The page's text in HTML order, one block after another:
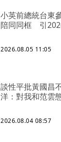
小英前總統台東
陪同同框 引
2026.08.05 11:05
談性平批黃國昌
洋：對我和范雲
2026.08.04 08:57